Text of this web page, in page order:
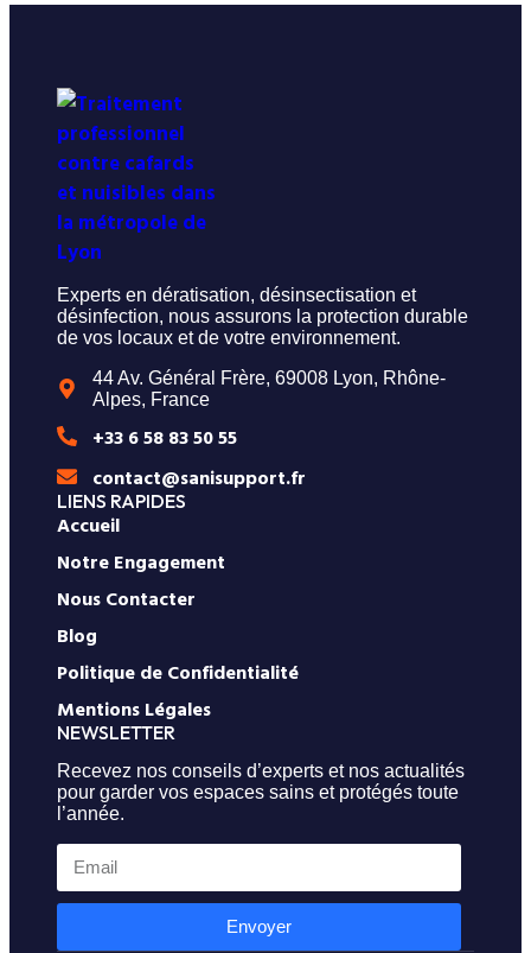
Experts en dératisation, désinsectisation et
désinfection, nous assurons la protection durable
de vos locaux et de votre environnement.
44 Av. Général Frère, 69008 Lyon, Rhône-
Alpes, France
+33 6 58 83 50 55
contact@sanisupport.fr
LIENS RAPIDES
Accueil
Notre Engagement
Nous Contacter
Blog
Politique de Confidentialité
Mentions Légales
NEWSLETTER
Recevez nos conseils d’experts et nos actualités
pour garder vos espaces sains et protégés toute
l’année.
Envoyer